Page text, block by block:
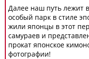
Далее наш путь лежит
особый парк в стиле
жили японцы в этот
самураев и
прокат японское
фотографии!